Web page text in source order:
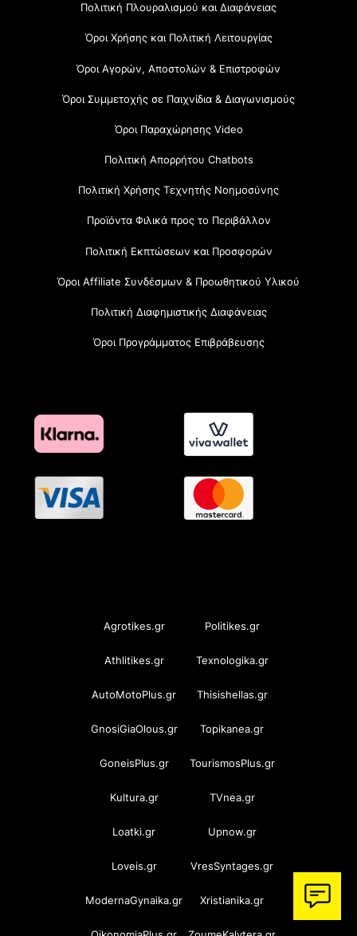
Πολιτική Πλουραλισμού και Διαφάνειας
Όροι Χρήσης και Πολιτική Λειτουργίας
Όροι Αγορών, Αποστολών & Επιστροφών
Όροι Συμμετοχής σε Παιχνίδια & Διαγωνισμούς
Όροι Παραχώρησης Video
Πολιτική Απορρήτου Chatbots
Πολιτική Χρήσης Τεχνητής Νοημοσύνης
Προϊόντα Φιλικά προς το Περιβάλλον
Πολιτική Εκπτώσεων και Προσφορών
Όροι Affiliate Συνδέσμων & Προωθητικού Υλικού
Πολιτική Διαφημιστικής Διαφάνειας
Όροι Προγράμματος Επιβράβευσης
Agrotikes.gr Politikes.gr
Athlitikes.gr Texnologika.gr
AutoMotoPlus.gr Thisishellas.gr
GnosiGiaOlous.gr Topikanea.gr
GoneisPlus.gr TourismosPlus.gr
Kultura.gr TVnea.gr
Loatki.gr Upnow.gr
Loveis.gr VresSyntages.gr
ModernaGynaika.gr Xristianika.gr